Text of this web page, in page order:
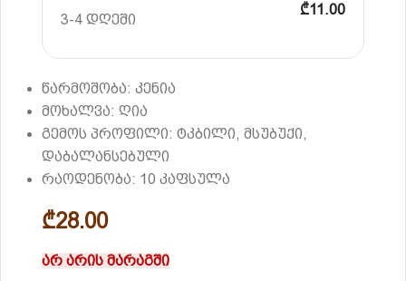
3-4 დღეში
₾11.00
წარმოშობა: კენია
მოხალვა: ღია
გემოს პროფილი: ტკბილი, მსუბუქი,
დაბალანსებული
რაოდენობა: 10 კაფსულა
₾28.00
არ არის მარაგში